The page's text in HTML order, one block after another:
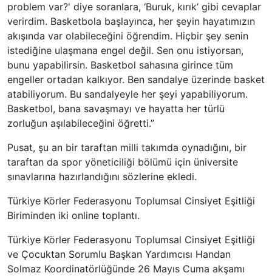
problem var?' diye soranlara, ‘Buruk, kırık’ gibi cevaplar
verirdim. Basketbola başlayınca, her şeyin hayatımızın
akışında var olabileceğini öğrendim. Hiçbir şey senin
istediğine ulaşmana engel değil. Sen onu istiyorsan,
bunu yapabilirsin. Basketbol sahasına girince tüm
engeller ortadan kalkıyor. Ben sandalye üzerinde basket
atabiliyorum. Bu sandalyeyle her şeyi yapabiliyorum.
Basketbol, bana savaşmayı ve hayatta her türlü
zorluğun aşılabileceğini öğretti.”
Pusat, şu an bir taraftan milli takımda oynadığını, bir
taraftan da spor yöneticiliği bölümü için üniversite
sınavlarına hazırlandığını sözlerine ekledi.
Türkiye Körler Federasyonu Toplumsal Cinsiyet Eşitliği
Biriminden iki online toplantı.
Türkiye Körler Federasyonu Toplumsal Cinsiyet Eşitliği
ve Çocuktan Sorumlu Başkan Yardımcısı Handan
Solmaz Koordinatörlüğünde 26 Mayıs Cuma akşamı